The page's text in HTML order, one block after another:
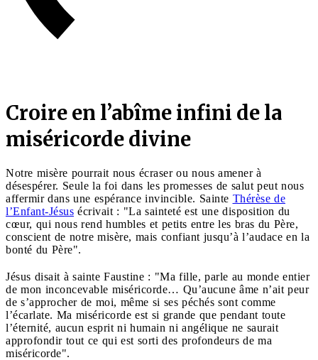
Croire en l’abîme infini de la
miséricorde divine
Notre misère pourrait nous écraser ou nous amener à
désespérer. Seule la foi dans les promesses de salut peut nous
affermir dans une espérance invincible. Sainte Thérèse de
l’Enfant-Jésus écrivait : "La sainteté est une disposition du
cœur, qui nous rend humbles et petits entre les bras du Père,
conscient de notre misère, mais confiant jusqu’à l’audace en la
bonté du Père".
Jésus disait à sainte Faustine : "Ma fille, parle au monde entier
de mon inconcevable miséricorde… Qu’aucune âme n’ait peur
de s’approcher de moi, même si ses péchés sont comme
l’écarlate. Ma miséricorde est si grande que pendant toute
l’éternité, aucun esprit ni humain ni angélique ne saurait
approfondir tout ce qui est sorti des profondeurs de ma
miséricorde".